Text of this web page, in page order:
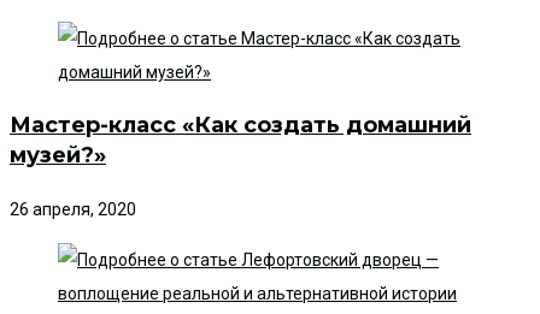
Мастер-класс «Как создать домашний
музей?»
26 апреля, 2020